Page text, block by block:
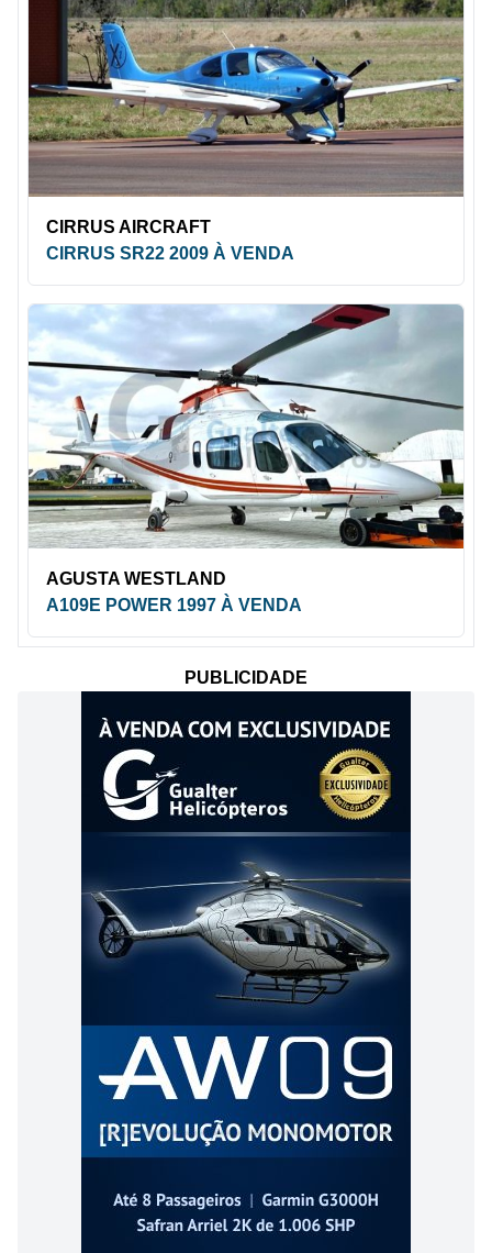
CIRRUS AIRCRAFT
CIRRUS SR22 2009 À VENDA
AGUSTA WESTLAND
A109E POWER 1997 À VENDA
PUBLICIDADE